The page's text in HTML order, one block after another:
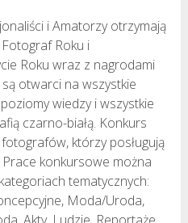
i Amatorzy otrzymają
Roku i
Roku wraz z nagrodami
otwarci na wszystkie
wiedzy i wszystkie
czarno-białą. Konkurs
którzy posługują
konkursowe można
tematycznych:
Moda/Uroda,